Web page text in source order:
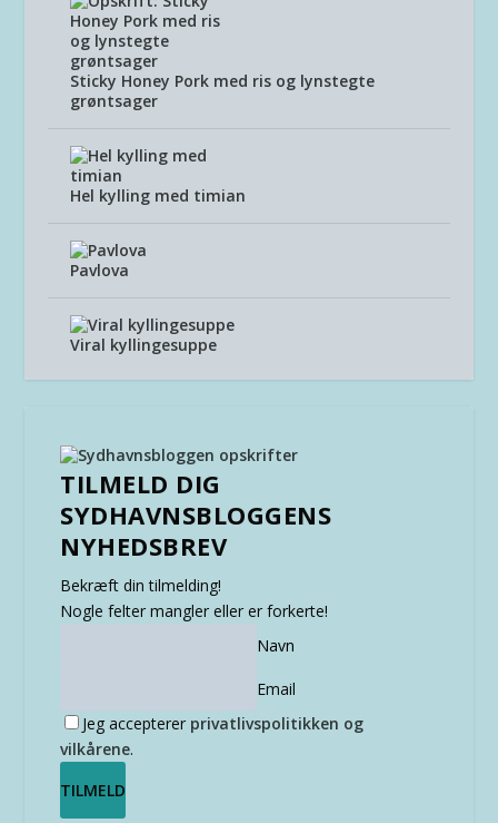
Sticky Honey Pork med ris og lynstegte
grøntsager
Hel kylling med timian
Pavlova
Viral kyllingesuppe
TILMELD DIG
SYDHAVNSBLOGGENS
NYHEDSBREV
Bekræft din tilmelding!
Nogle felter mangler eller er forkerte!
Navn
Email
Jeg accepterer privatlivspolitikken og
vilkårene.